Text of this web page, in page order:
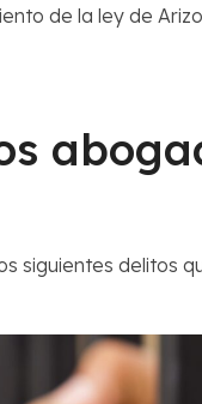
de la ley de
siguientes delitos